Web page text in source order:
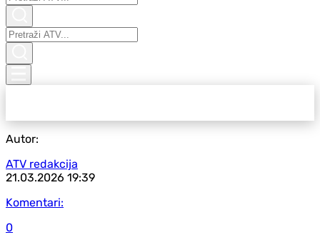
Autor:
ATV redakcija
21.03.2026 19:39
Komentari:
0